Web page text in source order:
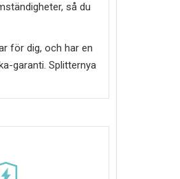
så du
för dig, och har en
garanti. Splitternya